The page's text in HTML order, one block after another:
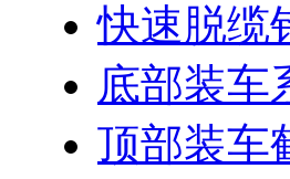
快速脱缆
底部装车
顶部装车